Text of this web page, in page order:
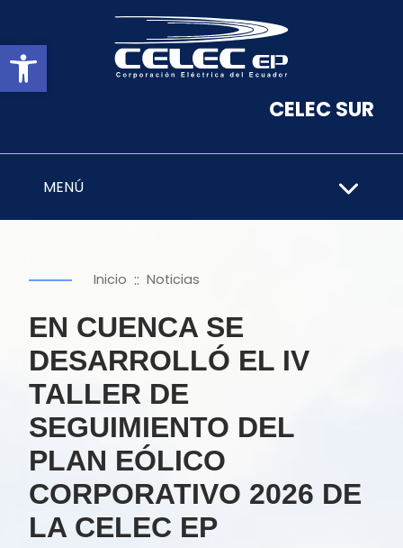
Abrir barra de herramientas
CELEC SUR
MENÚ
Inicio :: Noticias
EN CUENCA SE
DESARROLLÓ EL IV
TALLER DE
SEGUIMIENTO DEL
PLAN EÓLICO
CORPORATIVO 2026 DE
LA CELEC EP